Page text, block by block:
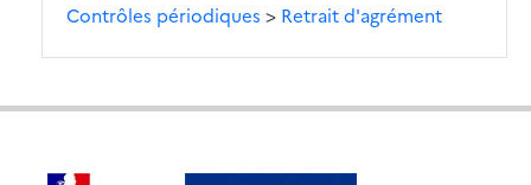
Contrôles périodiques > Retrait d'agrément